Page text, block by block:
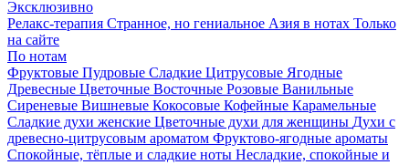
Эксклюзивно
Релакс-терапия Странное, но гениальное Азия в нотах Только
на сайте
По нотам
Фруктовые Пудровые Сладкие Цитрусовые Ягодные
Древесные Цветочные Восточные Розовые Ванильные
Сиреневые Вишневые Кокосовые Кофейные Карамельные
Сладкие духи женские Цветочные духи для женщины Духи с
древесно-цитрусовым ароматом Фруктово-ягодные ароматы
Спокойные, тёплые и сладкие ноты Несладкие, спокойные и